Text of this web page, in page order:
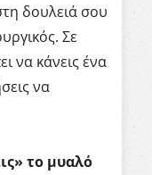
δουλειά σου
Σε
να κάνεις ένα
να
το μυαλό